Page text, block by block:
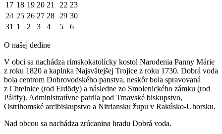
17 18 19 20 21 22 23
24 25 26 27 28 29 30
31 1 2 3 4 5 6
O našej dedine
V obci sa nachádza rímskokatolícky kostol Narodenia Panny Márie
z roku 1820 a kaplnka Najsvätejšej Trojice z roku 1730. Dobrá voda
bola centrom Dobrovodského panstva, neskôr bola spravovaná
z Chtelnice (rod Erdödy) a následne zo Smolenického zámku (rod
Pálffy). Administratívne patrila pod Trnavské biskupstvo,
Ostrihomské arcibiskupstvo a Nitriansku župu v Rakúsko-Uhorsku.
Nad obcou sa nachádza zrúcanina hradu Dobrá voda.